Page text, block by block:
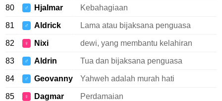
80 ♂ Hjalmar Kebahagiaan
81 ♂ Aldrick Lama atau bijaksana penguasa
82 ♀ Nixi dewi, yang membantu kelahiran
83 ♂ Aldrin Tua dan bijaksana penguasa
84 ♂ Geovanny Yahweh adalah murah hati
85 ♀ Dagmar Perdamaian